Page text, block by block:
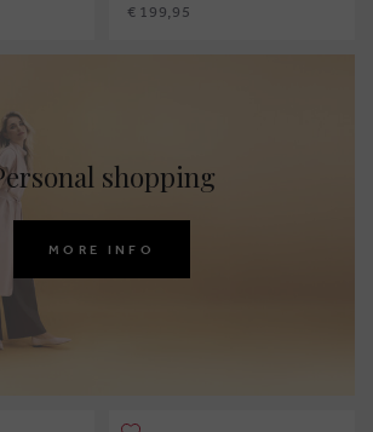
€ 199,95
shopping
MORE INFO